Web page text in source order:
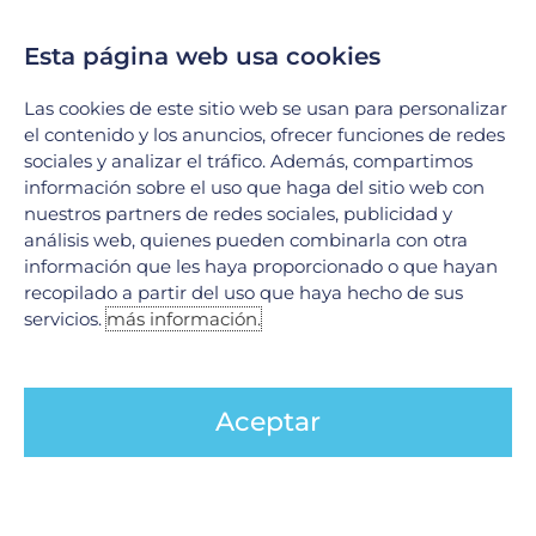
de vanguardia se unen para ofrecer soluciones integrales en
el tratamiento de afecciones complejas. Hoy
LEER MÁS »
Código stroke en Neurología
Esta página web usa cookies
Las cookies de este sitio web se usan para personalizar
el contenido y los anuncios, ofrecer funciones de redes
sociales y analizar el tráfico. Además, compartimos
información sobre el uso que haga del sitio web con
nuestros partners de redes sociales, publicidad y
análisis web, quienes pueden combinarla con otra
información que les haya proporcionado o que hayan
recopilado a partir del uso que haya hecho de sus
servicios.más información.
Aceptar